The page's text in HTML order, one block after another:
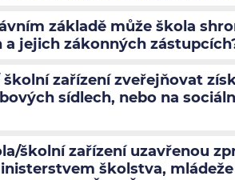
základě může škola
a jejich zákonných
školní zařízení zveřejňovat
sídlech, nebo na
školní zařízení uzavřenou
školstva,